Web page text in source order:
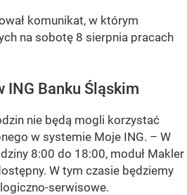
komunikat, w którym
na sobotę 8 sierpnia pracach
ING Banku Śląskim
nie będą mogli korzystać
w systemie Moje ING. – W
8:00 do 18:00, moduł Makler
W tym czasie będziemy
serwisowe.